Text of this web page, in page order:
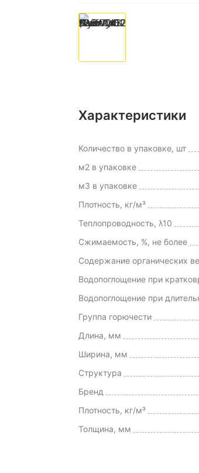
Характеристики
Количество в упаковке, шт
м2 в упаковке
м3 в упаковке
Плотность, кг/м³
Теплопроводность, λ10
Сжимаемость, %, не более
Содержание органических
Водопоглощение при
Водопоглощение при
Группа горючести
Длина, мм
Ширина, мм
Структура
Бренд
Плотность, кг/м³
Толщина, мм